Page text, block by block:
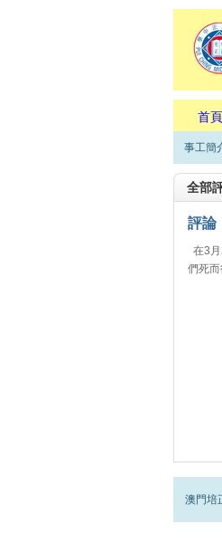
首頁
事工簡
全部
評論
在3
們死
澳門培